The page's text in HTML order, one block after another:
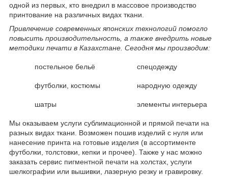
одной из первых, кто внедрил в массовое производство
принтование на различных видах ткани.
Привлечение современных японских технологий помогло
повысить производительность, а также внедрить новые
методики печати в Казахстане. Сегодня мы производим:
постельное бельё спецодежду
футболки, костюмы народную одежду
шатры элементы интерьера
Мы оказываем услуги сублимационной и прямой печати на
разных видах ткани. Возможен пошив изделий с нуля или
нанесение принта на готовые изделия (в ассортименте
футболки, толстовки, кепки и прочее). Также у нас можно
заказать сервис пигментной печати на холстах, услуги
шелкографии или вышивки, лазерную резку и гравировку.